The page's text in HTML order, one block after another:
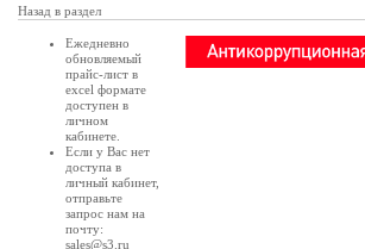
Назад в раздел
Ежедневно
обновляемый
прайс-лист в
excel формате
доступен в
личном
кабинете
Если у Вас нет
доступа в
личный кабинет,
отправьте
запрос нам на
почту:
sales@s3.ru